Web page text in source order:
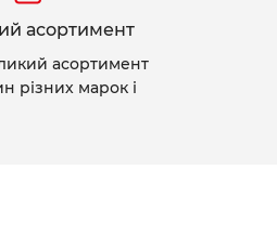
асортимент
асортимент
різних марок і